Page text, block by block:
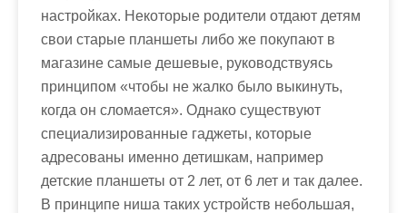
настройках. Некоторые родители отдают детям
свои старые планшеты либо же покупают в
магазине самые дешевые, руководствуясь
принципом «чтобы не жалко было выкинуть,
когда он сломается». Однако существуют
специализированные гаджеты, которые
адресованы именно детишкам, например
детские планшеты от 2 лет, от 6 лет и так далее.
В принципе ниша таких устройств небольшая,